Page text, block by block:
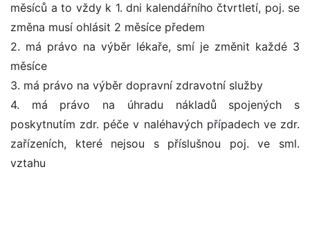
měsíců a to vždy k 1. dni kalendářního čtvrtletí, poj. se
změna musí ohlásit 2 měsíce předem
2. má právo na výběr lékaře, smí je změnit každé 3
měsíce
3. má právo na výběr dopravní zdravotní služby
4. má právo na úhradu nákladů spojených s
poskytnutím zdr. péče v naléhavých případech ve zdr.
zařízeních, které nejsou s příslušnou poj. ve sml.
vztahu